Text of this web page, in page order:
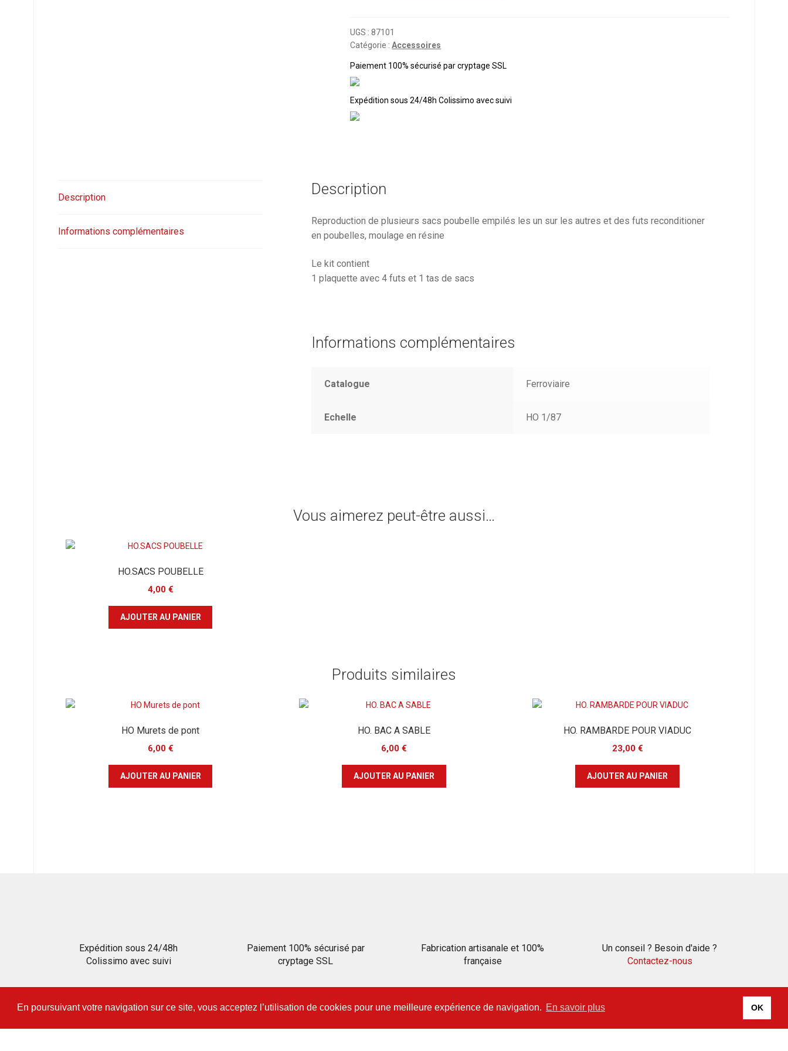
En poursuivant votre navigation sur ce site, vous acceptez l’utilisation de cookies pour une meilleure expérience de navigation. En savoir plus OK
ET
POUBELLES
UGS :87101
Catégorie :Accessoires
Paiement 100% sécurisé par cryptage SSL
Expédition sous 24/48h Colissimo avec suivi
Description
Informations complémentaires
Description
Reproduction de plusieurs sacs poubelle empilés les un sur les autres et des futs reconditioner
en poubelles, moulage en résine
Le kit contient
1 plaquette avec 4 futs et 1 tas de sacs
Informations complémentaires
Catalogue Ferroviaire
Echelle HO 1/87
Vous aimerez peut-être aussi…
HO.SACS POUBELLE
4,00 €
AJOUTER AU PANIER
Produits similaires
HO Murets de pont
6,00 €
AJOUTER AU PANIER
HO. BAC A SABLE
6,00 €
AJOUTER AU PANIER
HO. RAMBARDE POUR VIADUC
23,00 €
AJOUTER AU PANIER
Expédition sous 24/48h
Colissimo avec suivi
Paiement 100% sécurisé par
cryptage SSL
Fabrication artisanale et 100%
française
Un conseil ? Besoin d'aide ?
Contactez-nous